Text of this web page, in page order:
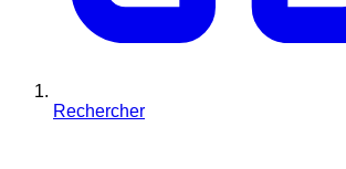
Rechercher